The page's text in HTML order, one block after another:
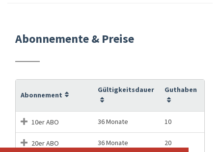
Abonnemente & Preise
Abonnement
Gültigkeitsdauer Guthaben
10er ABO 36 Monate 10
20er ABO 36 Monate 20